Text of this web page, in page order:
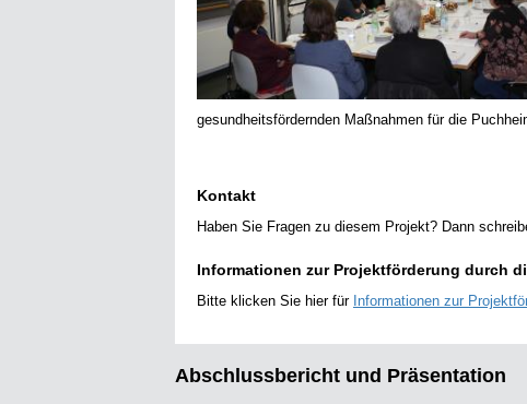
gesundheitsfördernden Maßnahmen für die
Kontakt
Haben Sie Fragen zu diesem Projekt? Dann
Informationen zur Projektförderung durch
Bitte klicken Sie hier für Informationen zur
Abschlussbericht und Präsentation